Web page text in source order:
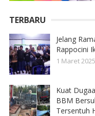
TERBARU
Jelang
Rappocini
1 Maret 2025
Kuat
BBM
Tersentuh